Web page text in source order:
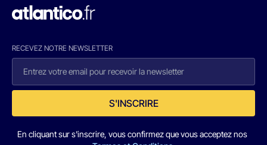
RECEVEZ NOTRE NEWSLETTER
S'INSCRIRE
En cliquant sur s'inscrire, vous confirmez que vous acceptez nos